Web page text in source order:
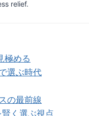
relief.
極める
選ぶ時代
の最前線
く選ぶ視点